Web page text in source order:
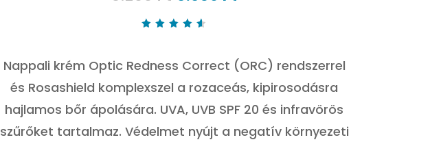
was:
5-ből,
értékel
és
alapján
Nappali krém Optic Redness Correct (ORC) rendszerrel
és Rosashield komplexszel a rozaceás, kipirosodásra
hajlamos bőr ápolására. UVA, UVB SPF 20 és infravörös
szűrőket tartalmaz. Védelmet nyújt a negatív környezeti